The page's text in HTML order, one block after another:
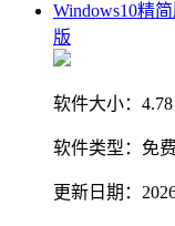
Windows10精
版
软件大小：
软件类型： 免
更新日期：